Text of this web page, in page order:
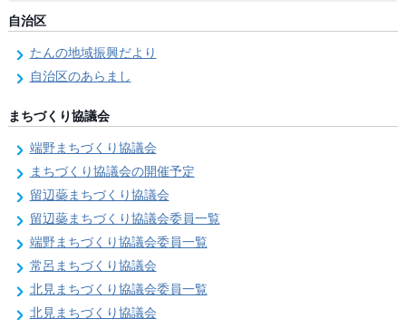
自治区
たんの地域振興だより
自治区のあらまし
まちづくり協議会
端野まちづくり協議会
まちづくり協議会の開催予定
留辺蘂まちづくり協議会
留辺蘂まちづくり協議会委員一覧
端野まちづくり協議会委員一覧
常呂まちづくり協議会
北見まちづくり協議会委員一覧
北見まちづくり協議会